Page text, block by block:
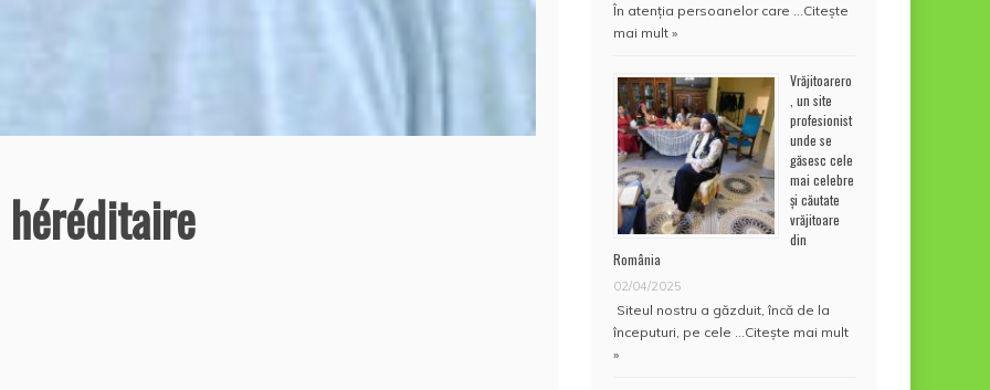
héréditaire
În atenţia persoanelor care … Citește
mai mult »
Vrăjitoarero
, un site
profesionist
unde se
găsesc cele
mai celebre
și căutate
vrăjitoare
din
România
02/04/2025
Siteul nostru a găzduit, încă de la
începuturi, pe cele … Citește mai mult
»